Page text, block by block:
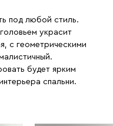
под любой стиль.
украсит
с геометрическими
будет ярким
спальни.